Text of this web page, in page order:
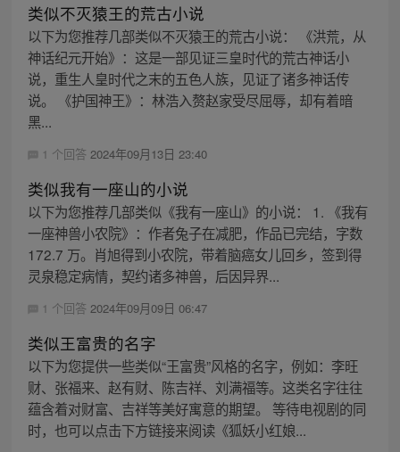
类似不灭猿王的荒古小说
以下为您推荐几部类似不灭猿王的荒古小说： 《洪荒，从
神话纪元开始》：这是一部见证三皇时代的荒古神话小
说，重生人皇时代之末的五色人族，见证了诸多神话传
说。 《护国神王》：林浩入赘赵家受尽屈辱，却有着暗
黑...
1 个回答 2024年09月13日 23:40
类似我有一座山的小说
以下为您推荐几部类似《我有一座山》的小说： 1. 《我有
一座神兽小农院》：作者兔子在减肥，作品已完结，字数
172.7 万。肖旭得到小农院，带着脑癌女儿回乡，签到得
灵泉稳定病情，契约诸多神兽，后因异界...
1 个回答 2024年09月09日 06:47
类似王富贵的名字
以下为您提供一些类似“王富贵”风格的名字，例如：李旺
财、张福来、赵有财、陈吉祥、刘满福等。这类名字往往
蕴含着对财富、吉祥等美好寓意的期望。 等待电视剧的同
时，也可以点击下方链接来阅读《狐妖小红娘...